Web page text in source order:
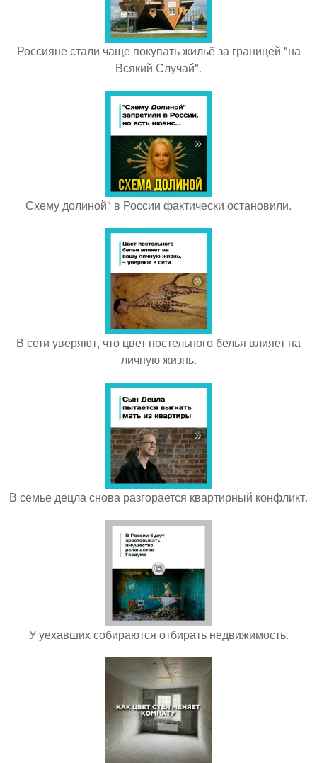
Россияне стали чаще покупать жильё за границей "на
Всякий Случай".
Схему долиной" в России фактически остановили.
В сети уверяют, что цвет постельного белья влияет на
личную жизнь.
В семье децла снова разгорается квартирный конфликт.
У уехавших собираются отбирать недвижимость.